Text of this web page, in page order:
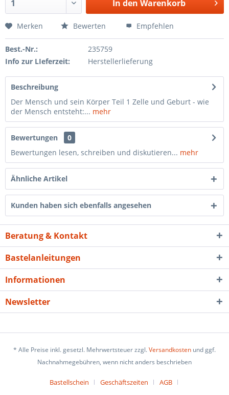
In den Warenkorb
Merken Bewerten Empfehlen
Best.-Nr.:
235759
Info zur LIeferzeit:
Herstellerlieferung
Beschreibung
Der Mensch und sein Körper Teil 1 Zelle und Geburt - wie
der Mensch entsteht:... mehr
Bewertungen
0
Bewertungen lesen, schreiben und diskutieren... mehr
Ähnliche Artikel
Kunden haben sich ebenfalls angesehen
Beratung & Kontakt
Bastelanleitungen
Informationen
Newsletter
* Alle Preise inkl. gesetzl. Mehrwertsteuer zzgl.Versandkosten und ggf.
Nachnahmegebühren, wenn nicht anders beschrieben
Bastellschein Geschäftszeiten AGB